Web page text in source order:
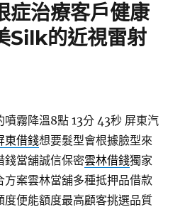
症治療客戶健康
Silk的近視雷射
噴霧降溫8點 13分 43秒 屏東汽
東借錢想要髮型會根據臉型來
錢當舖誠信保密雲林借錢獨家
方案雲林當舖多種抵押品借款
度便能額度最高顧客挑選品質